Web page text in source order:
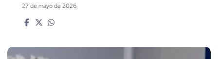
27 de mayo de 2026